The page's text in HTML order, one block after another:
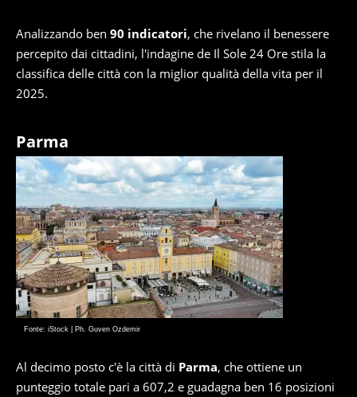
Analizzando ben 90 indicatori, che rivelano il benessere
percepito dai cittadini, l'indagine de Il Sole 24 Ore stila la
classifica delle città con la miglior qualità della vita per il
2025.
Parma
Fonte: iStock | Ph. Guven Ozdemir
Al decimo posto c'è la città di Parma, che ottiene un
punteggio totale pari a 607,2 e guadagna ben 16 posizioni